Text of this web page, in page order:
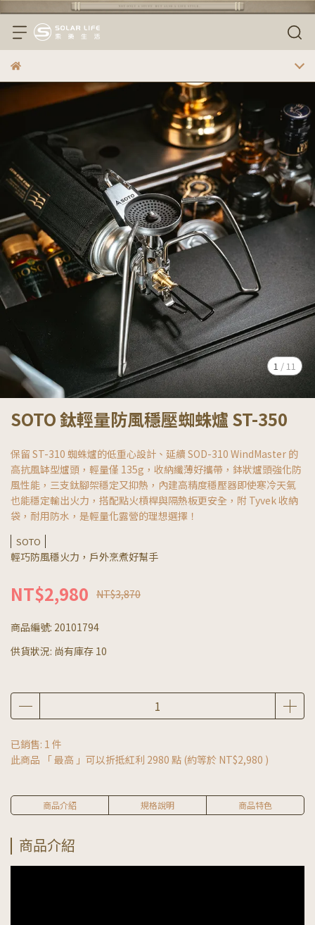
1 /11
SOTO 鈦輕量防風穩壓蜘蛛爐 ST-350
保留 ST-310 蜘蛛爐的低重心設計、延續 SOD-310 WindMaster 的
高抗風缽型爐頭，輕量僅 135g，收納纖薄好攜帶，鉢狀爐頭強化防
風性能，三支鈦腳架穩定又抑熱，內建高精度穩壓器即使寒冷天氣
也能穩定輸出火力，搭配點火槓桿與隔熱板更安全，附 Tyvek 收納
袋，耐用防水，是輕量化露營的理想選擇！
SOTO
輕巧防風穩火力，戶外烹煮好幫手
NT$2,980 NT$3,870
商品編號: 20101794
供貨狀況: 尚有庫存 10
已銷售: 1 件
此商品 「 最高 」可以折抵紅利 2980 點 (約等於 NT$2,980 )
商品介紹 規格說明 商品特色
商品介紹